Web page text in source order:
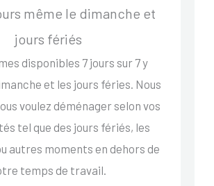
même le dimanche et
jours fériés
disponibles 7 jours sur 7 y
et les jours féries. Nous
voulez déménager selon vos
tel que des jours fériés, les
autres moments en dehors de
temps de travail.